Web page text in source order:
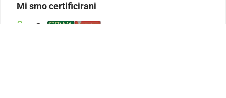
Mi smo certificirani